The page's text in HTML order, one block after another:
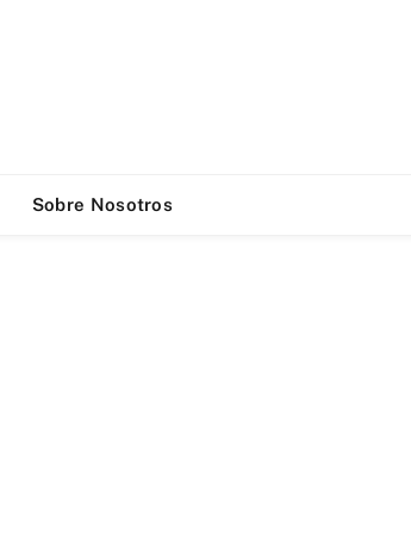
Sobre Nosotros